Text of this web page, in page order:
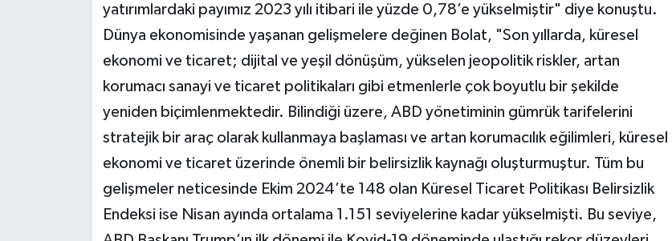
yatırımlardaki payımız 2023 yılı itibari ile yüzde 0,78’e yükselmiştir" diye konuştu.
Dünya ekonomisinde yaşanan gelişmelere değinen Bolat, "Son yıllarda, küresel
ekonomi ve ticaret; dijital ve yeşil dönüşüm, yükselen jeopolitik riskler, artan
korumacı sanayi ve ticaret politikaları gibi etmenlerle çok boyutlu bir şekilde
yeniden biçimlenmektedir. Bilindiği üzere, ABD yönetiminin gümrük tarifelerini
stratejik bir araç olarak kullanmaya başlaması ve artan korumacılık eğilimleri, küresel
ekonomi ve ticaret üzerinde önemli bir belirsizlik kaynağı oluşturmuştur. Tüm bu
gelişmeler neticesinde Ekim 2024’te 148 olan Küresel Ticaret Politikası Belirsizlik
Endeksi ise Nisan ayında ortalama 1.151 seviyelerine kadar yükselmişti. Bu seviye,